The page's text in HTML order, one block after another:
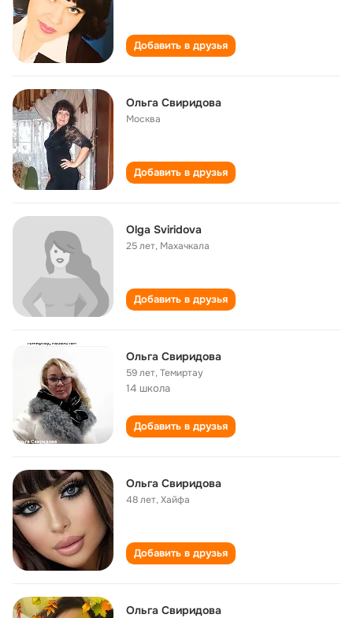
Добавить в друзья
Ольга Свиридова
Москва
Добавить в друзья
Olga Sviridova
25 лет, Махачкала
Добавить в друзья
Ольга Свиридова
59 лет,Темиртау
14 школа
Добавить в друзья
Ольга Свиридова
48 лет,Хайфа
Добавить в друзья
Ольга Свиридова